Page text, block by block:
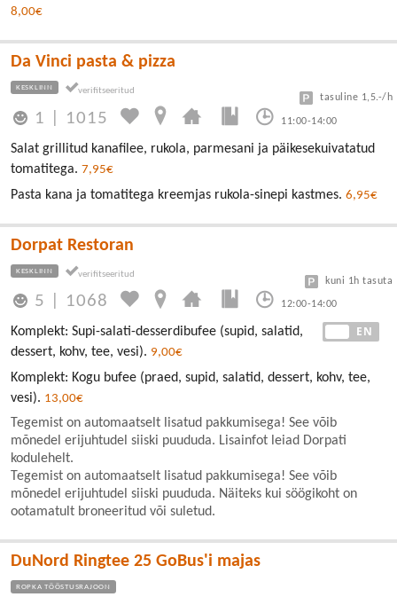
8,00€
Da Vinci pasta & pizza
KESKLINN
1 1015 11:00-14:00
tasuline 1,5.-/h
Salat grillitud kanafilee, rukola, parmesani ja päikesekuivatatud
tomatitega. 7,95€
Pasta kana ja tomatitega kreemjas rukola-sinepi kastmes. 6,95€
Dorpat Restoran
KESKLINN
5 1068 12:00-14:00
kuni 1h tasuta
EN
Komplekt: Supi-salati-desserdibufee (supid, salatid,
dessert, kohv, tee, vesi). 9,00€
Komplekt: Kogu bufee (praed, supid, salatid, dessert, kohv, tee,
vesi). 13,00€
Tegemist on automaatselt lisatud pakkumisega! See võib
mõnedel erijuhtudel siiski puududa. Lisainfot leiad Dorpati
kodulehelt.
Tegemist on automaatselt lisatud pakkumisega! See võib
mõnedel erijuhtudel siiski puududa. Näiteks kui söögikoht on
ootamatult broneeritud või suletud.
DuNord Ringtee 25 GoBus'i majas
ROPKA TÖÖSTUSRAJOON